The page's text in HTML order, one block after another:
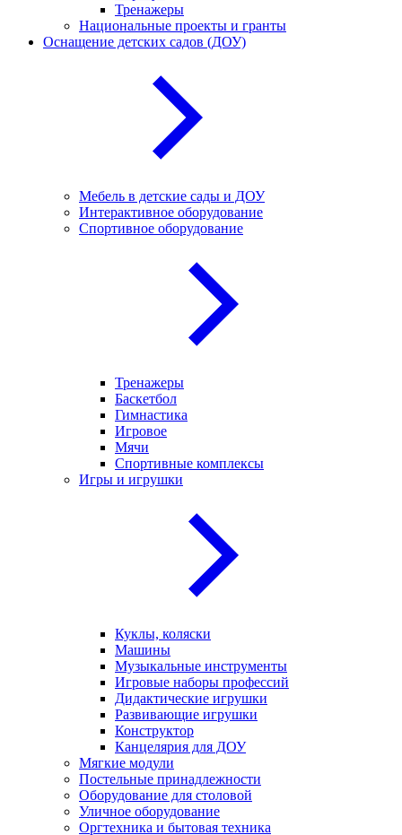
Тренажеры
Национальные проекты и гранты
Оснащение детских садов (ДОУ)
Мебель в детские сады и ДОУ
Интерактивное оборудование
Спортивное оборудование
Тренажеры
Баскетбол
Гимнастика
Игровое
Мячи
Спортивные комплексы
Игры и игрушки
Куклы, коляски
Машины
Музыкальные инструменты
Игровые наборы профессий
Дидактические игрушки
Развивающие игрушки
Конструктор
Канцелярия для ДОУ
Мягкие модули
Постельные принадлежности
Оборудование для столовой
Уличное оборудование
Оргтехника и бытовая техника